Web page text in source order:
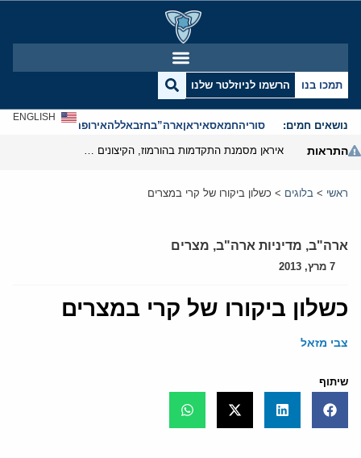
תמכו בנו הרשמו לניוזלטר שלנו
נושאים חמים: סוריהחמאסאיראןארה”בחזבאללהאירופהאנטישמיות
ENGLISH
התראות
ראשי > בלוגים > כשלון ביקורו של קרי במצרים
ארה"ב, מדיניות ארה"ב, מצרים
7 מרץ, 2013
כשלון ביקורו של קרי במצרים
צבי מזאל
שיתוף